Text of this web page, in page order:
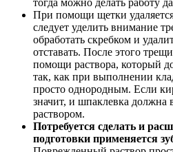
тогда можно делать работу
При помощи щетки
следует уделить внимание
обработать скребком и
отставать. После этого
помощи раствора, который
так, как при выполнении
просто однородным. Если
значит, и шпаклевка должна
раствором.
Потребуется сделать и
подготовки применяется